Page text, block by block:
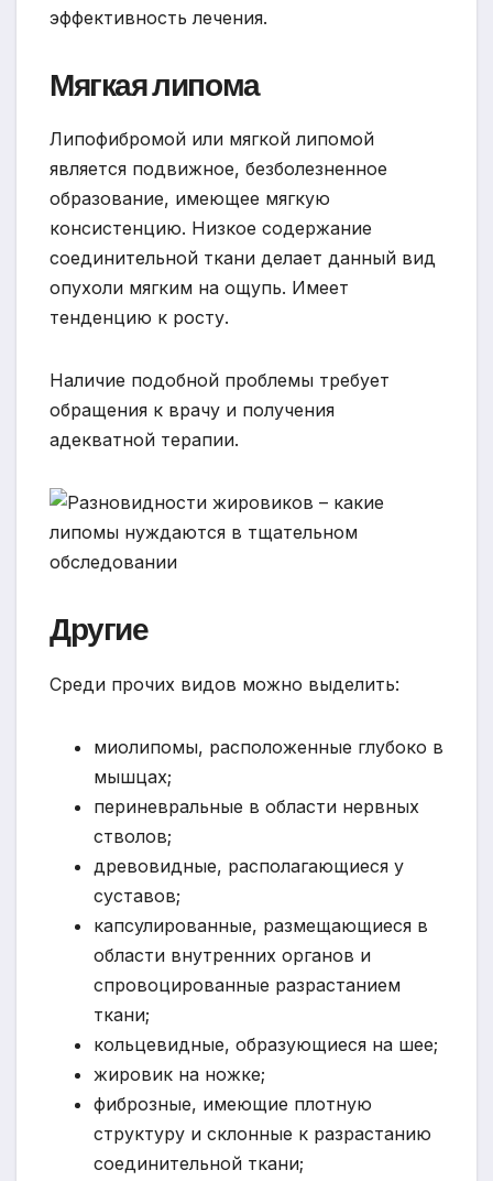
эффективность лечения.
Мягкая липома
Липофибромой или мягкой липомой
является подвижное, безболезненное
образование, имеющее мягкую
консистенцию. Низкое содержание
соединительной ткани делает данный вид
опухоли мягким на ощупь. Имеет
тенденцию к росту.
Наличие подобной проблемы требует
обращения к врачу и получения
адекватной терапии.
Другие
Среди прочих видов можно выделить:
миолипомы, расположенные глубоко в
мышцах;
периневральные в области нервных
стволов;
древовидные, располагающиеся у
суставов;
капсулированные, размещающиеся в
области внутренних органов и
спровоцированные разрастанием
ткани;
кольцевидные, образующиеся на шее;
жировик на ножке;
фиброзные, имеющие плотную
структуру и склонные к разрастанию
соединительной ткани;